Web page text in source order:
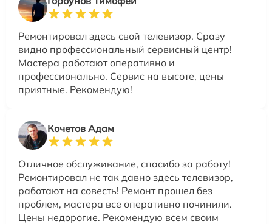
Ремонтировал здесь свой телевизор. Сразу
видно профессиональный сервисный центр!
Мастера работают оперативно и
профессионально. Сервис на высоте, цены
приятные. Рекомендую!
Кочетов Адам
Отличное обслуживание, спасибо за работу!
Ремонтировал не так давно здесь телевизор,
работают на совесть! Ремонт прошел без
проблем, мастера все оперативно починили.
Цены недорогие. Рекомендую всем своим